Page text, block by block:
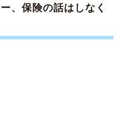
、保険の話はしなく